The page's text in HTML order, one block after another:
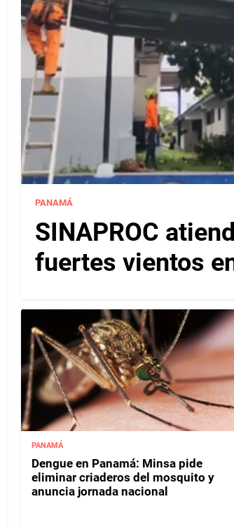
PANAMÁ
SINAPROC
fuertes vientos
PANAMÁ
Dengue en Panamá: Minsa pide
eliminar criaderos del mosquito y
anuncia jornada nacional